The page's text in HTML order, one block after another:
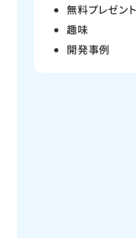
無料プレゼント
趣味
開発事例